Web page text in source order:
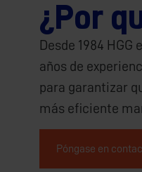
¿Por
Desde 1984
años de
para garantizar
más eficiente
Póngase en